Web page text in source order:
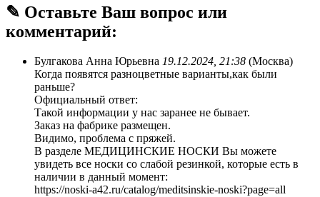
✎ Оставьте Ваш вопрос или
комментарий:
Булгакова Анна Юрьевна 19.12.2024, 21:38 (Москва)
Когда появятся разноцветные варианты,как были
раньше?
Официальный ответ:
Такой информации у нас заранее не бывает.
Заказ на фабрике размещен.
Видимо, проблема с пряжей.
В разделе МЕДИЦИНСКИЕ НОСКИ Вы можете
увидеть все носки со слабой резинкой, которые есть в
наличии в данный момент:
https://noski-a42.ru/catalog/meditsinskie-noski?page=all